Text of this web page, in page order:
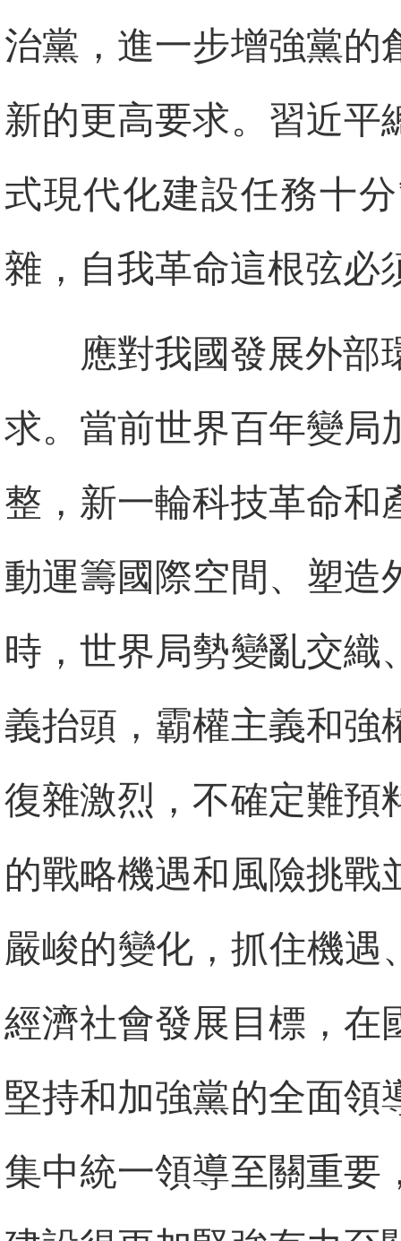
治黨，進一步增強黨的
新的更高要求。習近平
式現代化建設任務十
雜，自我革命這根弦必
應對我國發展外部
求。當前世界百年變局
整，新一輪科技革命和
動運籌國際空間、塑造
時，世界局勢變亂交織
義抬頭，霸權主義和強
復雜激烈，不確定難預
的戰略機遇和風險挑戰
嚴峻的變化，抓住機遇
經濟社會發展目標，在
堅持和加強黨的全面領
集中統一領導至關重要